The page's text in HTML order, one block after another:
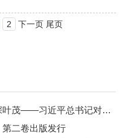
2 下一页 尾页
让中朝传统友谊之树更加根深叶茂——习近平总书记对朝鲜进行国事访问纪实
第二卷出版发行